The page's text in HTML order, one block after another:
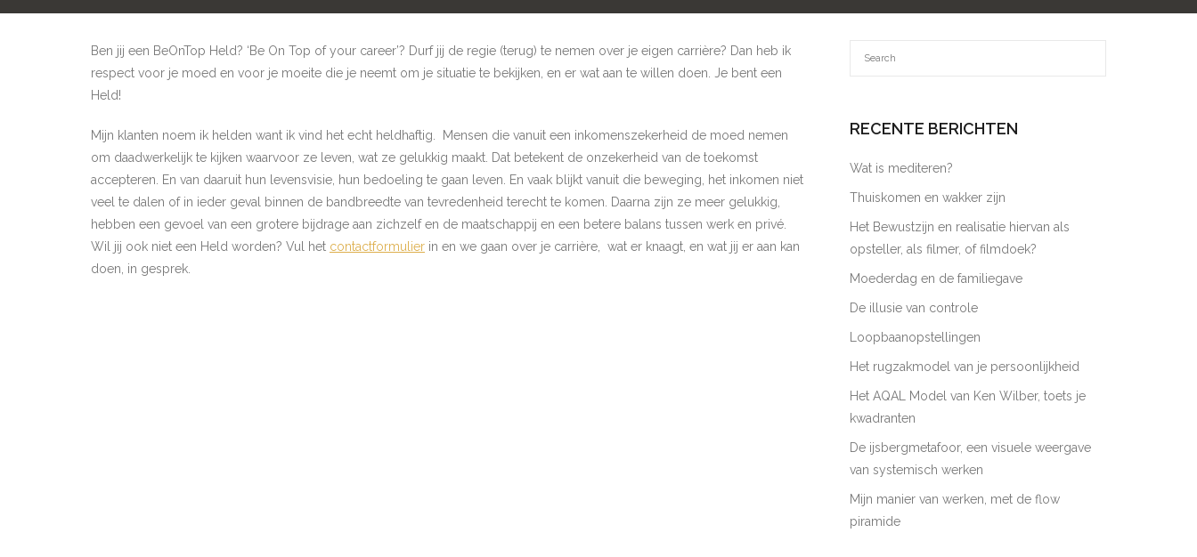
Ben jij een BeOnTop Held? ‘Be On Top of your career’? Durf jij de regie (terug) te nemen over je eigen carrière? Dan heb ik
respect voor je moed en voor je moeite die je neemt om je situatie te bekijken, en er wat aan te willen doen. Je bent een
Held!
Mijn klanten noem ik helden want ik vind het echt heldhaftig. Mensen die vanuit een inkomenszekerheid de moed nemen
om daadwerkelijk te kijken waarvoor ze leven, wat ze gelukkig maakt. Dat betekent de onzekerheid van de toekomst
accepteren. En van daaruit hun levensvisie, hun bedoeling te gaan leven. En vaak blijkt vanuit die beweging, het inkomen niet
veel te dalen of in ieder geval binnen de bandbreedte van tevredenheid terecht te komen. Daarna zijn ze meer gelukkig,
hebben een gevoel van een grotere bijdrage aan zichzelf en de maatschappij en een betere balans tussen werk en privé.
Wil jij ook niet een Held worden? Vul het contactformulier in en we gaan over je carrière, wat er knaagt, en wat jij er aan kan
doen, in gesprek.
RECENTE BERICHTEN
Wat is mediteren?
Thuiskomen en wakker zijn
Het Bewustzijn en realisatie hiervan als
opsteller, als filmer, of filmdoek?
Moederdag en de familiegave
De illusie van controle
Loopbaanopstellingen
Het rugzakmodel van je persoonlijkheid
Het AQAL Model van Ken Wilber, toets je
kwadranten
De ijsbergmetafoor, een visuele weergave
van systemisch werken
Mijn manier van werken, met de flow
piramide